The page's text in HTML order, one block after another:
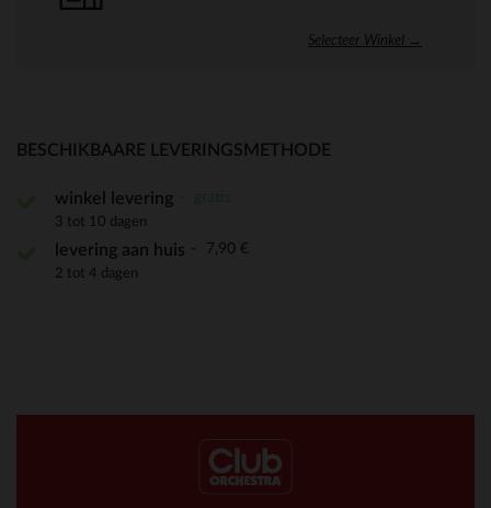
Selecteer Winkel →
BESCHIKBAARE LEVERINGSMETHODE
winkel levering
3 tot 10 dagen
levering aan huis 7,90 €
2 tot 4 dagen